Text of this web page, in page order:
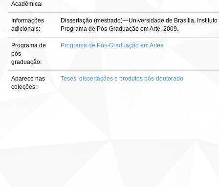
Acadêmica:
Informações
adicionais:
Dissertação (mestrado)—Universidade de Brasília,
Programa de Pós-Graduação em Arte, 2009.
Programa de
pós-
graduação:
Programa de Pós-Graduação em Artes
Aparece nas
coleções:
Teses, dissertações e produtos pós-doutorado